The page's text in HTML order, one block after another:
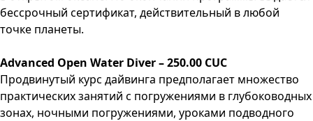
бессрочный сертификат, действительный в любой
точке планеты.
Advanced Open Water Diver – 250.00 CUC
Продвинутый курс дайвинга предполагает множество
практических занятий с погружениями в глубоководных
зонах, ночными погружениями, уроками подводного